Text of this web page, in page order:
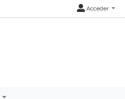
Acceder